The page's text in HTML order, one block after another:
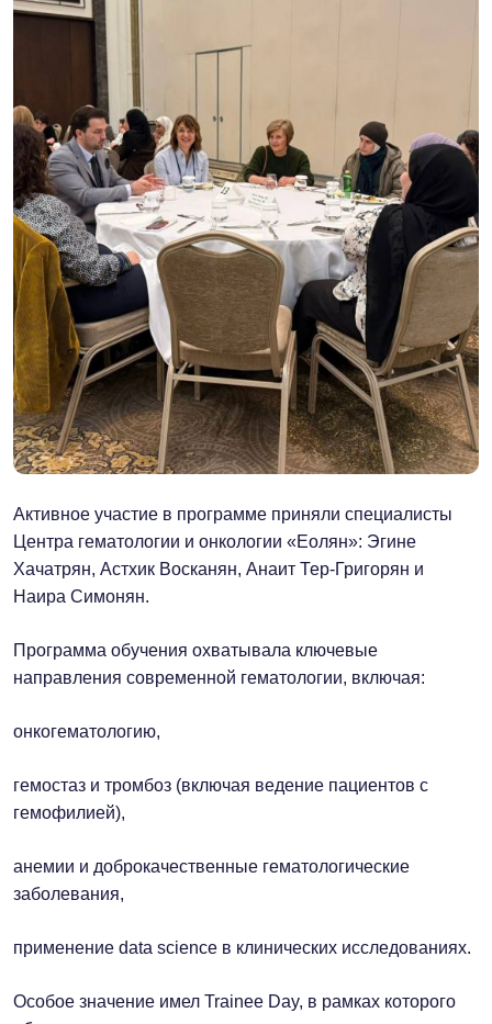
Активное участие в программе приняли специалисты
Центра гематологии и онкологии «Еолян»: Эгине
Хачатрян, Астхик Восканян, Анаит Тер-Григорян и
Наира Симонян.
Программа обучения охватывала ключевые
направления современной гематологии, включая:
онкогематологию,
гемостаз и тромбоз (включая ведение пациентов с
гемофилией),
анемии и доброкачественные гематологические
заболевания,
применение data science в клинических исследованиях.
Особое значение имел Trainee Day, в рамках которого